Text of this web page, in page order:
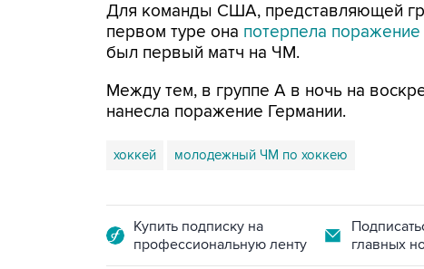
Для команды США, представляющей
первом туре она потерпела поражение
был первый матч на ЧМ.
Между тем, в группе А в ночь на
нанесла поражение Германии.
хоккей молодежный ЧМ по хоккею
Купить подписку на
профессиональную ленту
главных